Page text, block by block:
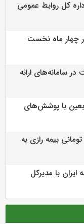
كل روابط عمومی
چهار ماه نخست
سامانه‌های ارائه
با پوشش‌های
۵۰۰ میلیارد تومانی بیمه رازی به
با مدیرکل